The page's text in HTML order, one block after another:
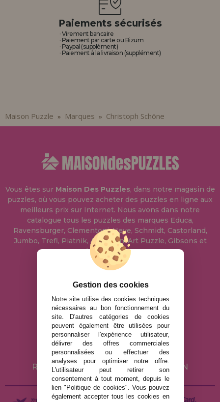
Paiements sécurisés
· Virement bancaire
· Paiement par carte ou Bizum
· Paypal (supplément)
· Paiement à la livraison (supplément)
Maison Puzzle » Marques » Christoph Schöne
Vous êtes sur Maison Des Puzzles, dans notre magasin de
puzzles, où vous pouvez acheter des puzzles en ligne aux
meilleurs prix sur Internet. Nous avons dans notre
catalogue tous les puzzles des marques Educa,
Ravensburger, Clementoni, Heye, Schmidt, Castorland,
Jumbo, Trefl, Piatnik, Anatolian, Art Puzzle, Gibsons et
bien d'autres.
MENTIONS LÉGALES
POLITIQUE DE CONFIDENTIALITÉ
POLITIQUE DE COOKIES
LIVRAISON ET RETOUR
RETOURS / DROIT DE RÉTRACTATION
Gestion des cookies
Notre site utilise des cookies techniques
nécessaires au bon fonctionnement du
site. D'autres catégories de cookies
peuvent également être utilisées pour
personnaliser l'expérience utilisateur,
délivrer des offres commerciales
personnalisées ou effectuer des
analyses pour optimiser notre offre.
L'utilisateur peut retirer son
consentement à tout moment, depuis le
lien "Politique de cookies". Vous pouvez
également accepter tous les cookies en